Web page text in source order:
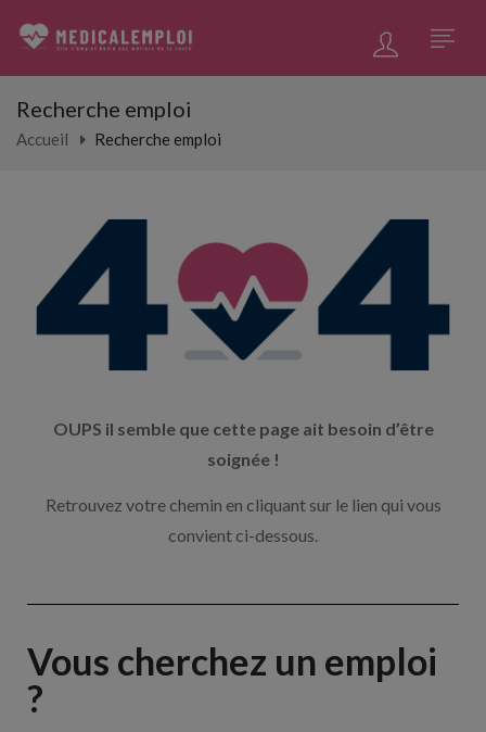
Recherche emploi
Accueil Recherche emploi
OUPS il semble que cette page ait besoin d’être
soignée !
Retrouvez votre chemin en cliquant sur le lien qui vous
convient ci-dessous.
Vous cherchez un emploi
?